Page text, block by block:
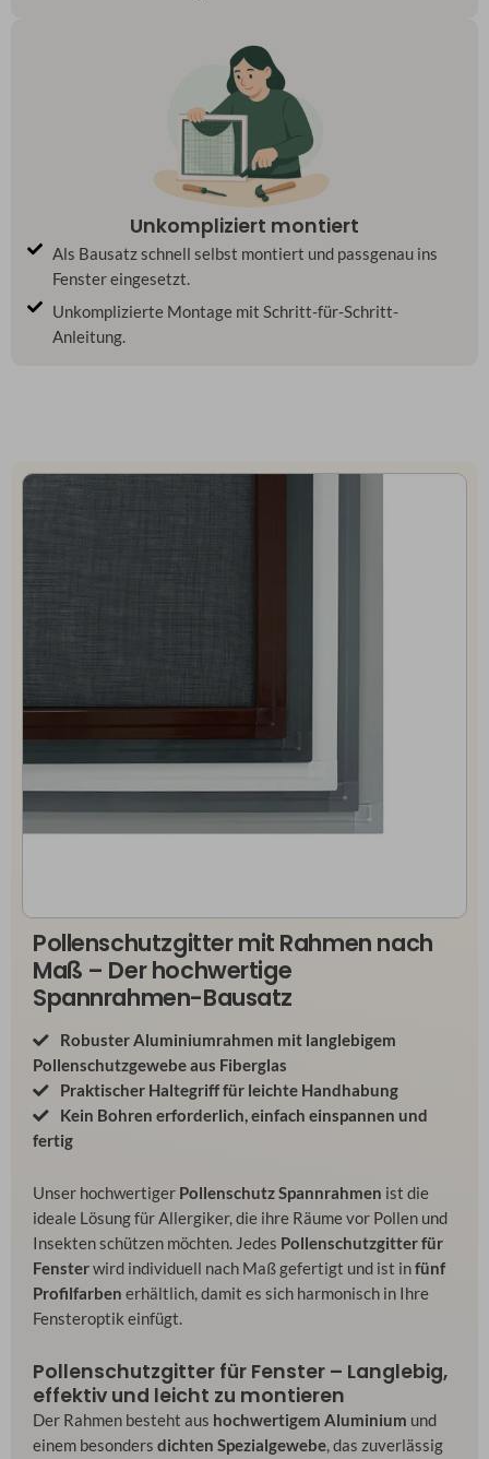
Unkompliziert montiert
Als Bausatz schnell selbst montiert und passgenau ins
Fenster eingesetzt.
Unkomplizierte Montage mit Schritt-für-Schritt-
Anleitung.
Pollenschutzgitter mit Rahmen nach
Maß – Der hochwertige
Spannrahmen-Bausatz
Robuster Aluminiumrahmen mit langlebigem
Pollenschutzgewebe aus Fiberglas
Praktischer Haltegriff für leichte Handhabung
Kein Bohren erforderlich, einfach einspannen und
fertig
Unser hochwertiger Pollenschutz Spannrahmen ist die
ideale Lösung für Allergiker, die ihre Räume vor Pollen und
Insekten schützen möchten. Jedes Pollenschutzgitter für
Fensterwird individuell nach Maß gefertigt und ist infünf
Profilfarben erhältlich, damit es sich harmonisch in Ihre
Fensteroptik einfügt.
Pollenschutzgitter für Fenster – Langlebig,
effektiv und leicht zu montieren
Der Rahmen besteht aus hochwertigem Aluminium und
einem besonders dichten Spezialgewebe, das zuverlässig